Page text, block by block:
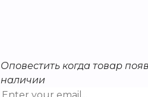
Оповестить когда товар
наличии